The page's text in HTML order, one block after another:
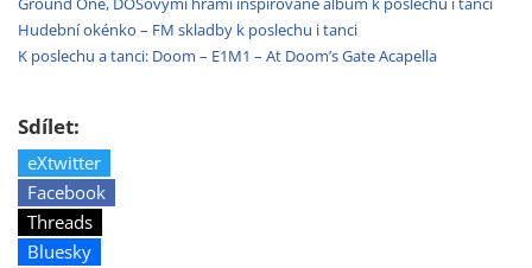
Hudební okénko – FM skladby k poslechu i tanci
K poslechu a tanci: Doom – E1M1 – At Doom’s Gate Acapella
Sdílet:
eXtwitter
Facebook
Threads
Bluesky